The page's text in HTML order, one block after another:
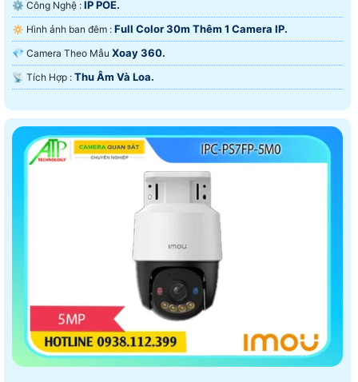
⚙ Công Nghệ : IP POE.
🔅 Hình ảnh ban đêm : Full Color 30m Thêm 1 Camera IP.
💎 Camera Theo Mẫu Xoay 360.
️📡 Tích Hợp : Thu Âm Và Loa.